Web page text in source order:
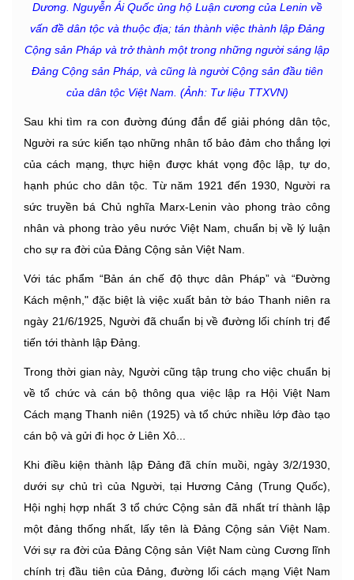
Dương. Nguyễn Ái Quốc ủng hộ Luận cương của Lenin về
vấn đề dân tộc và thuộc địa; tán thành việc thành lập Đảng
Cộng sản Pháp và trở thành một trong những người sáng lập
Đảng Cộng sản Pháp, và cũng là người Cộng sản đầu tiên
của dân tộc Việt Nam. (Ảnh: Tư liệu TTXVN)
Sau khi tìm ra con đường đúng đắn để giải phóng dân tộc,
Người ra sức kiến tạo những nhân tố bảo đảm cho thắng lợi
của cách mạng, thực hiện được khát vọng độc lập, tự do,
hạnh phúc cho dân tộc. Từ năm 1921 đến 1930, Người ra
sức truyền bá Chủ nghĩa Marx-Lenin vào phong trào công
nhân và phong trào yêu nước Việt Nam, chuẩn bị về lý luận
cho sự ra đời của Đảng Cộng sản Việt Nam.
Với tác phẩm “Bản án chế độ thực dân Pháp” và “Đường
Kách mệnh," đặc biệt là việc xuất bản tờ báo Thanh niên ra
ngày 21/6/1925, Người đã chuẩn bị về đường lối chính trị để
tiến tới thành lập Đảng.
Trong thời gian này, Người cũng tập trung cho việc chuẩn bị
về tổ chức và cán bộ thông qua việc lập ra Hội Việt Nam
Cách mạng Thanh niên (1925) và tổ chức nhiều lớp đào tạo
cán bộ và gửi đi học ở Liên Xô...
Khi điều kiện thành lập Đảng đã chín muồi, ngày 3/2/1930,
dưới sự chủ trì của Người, tại Hương Cảng (Trung Quốc),
Hội nghị hợp nhất 3 tổ chức Cộng sản đã nhất trí thành lập
một đảng thống nhất, lấy tên là Đảng Cộng sản Việt Nam.
Với sự ra đời của Đảng Cộng sản Việt Nam cùng Cương lĩnh
chính trị đầu tiên của Đảng, đường lối cách mạng Việt Nam